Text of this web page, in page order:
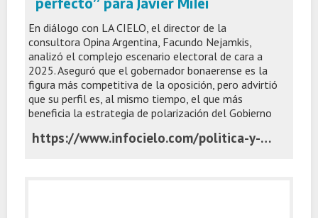
En diálogo con LA CIELO, el director de la
consultora Opina Argentina, Facundo Nejamkis,
analizó el complejo escenario electoral de cara a
2025. Aseguró que el gobernador bonaerense es la
figura más competitiva de la oposición, pero advirtió
que su perfil es, al mismo tiempo, el que más
beneficia la estrategia de polarización del Gobierno
https://www.infocielo.com/politica-y-economia/la-paradoja-de-kicillof-por-que-los-analistas-dicen-que-es-el-rival-perfecto-para-javier-milei